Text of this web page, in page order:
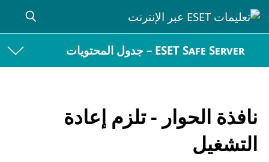
ESET Safe Server – جدول المحتويات
نافذة الحوار - تلزم إعادة
التشغيل